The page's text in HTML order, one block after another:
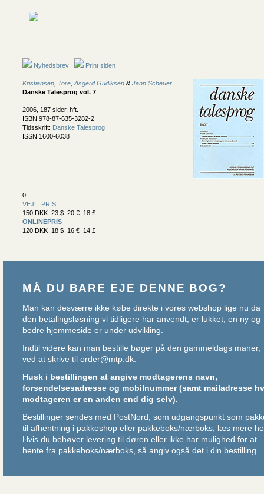
Nyhedsbrev Print siden
Kristiansen, Tore Asgerd Gudiksen & Jann Scheuer
Danske Talesprog vol. 7
2006, 187 sider, hft.
ISBN 978-87-635-3282-2
Tidsskrift: Danske Talesprog
ISSN 1600-6038
0
VEJL. PRIS
150 DKK 23 $ 20 € 18 £
ONLINEPRIS
120 DKK 18 $ 16 € 14 £
MÅ DU BARE EJE DENNE BOG?
Man kan desværre ikke købe direkte i vores webshop lige nu da
den betalingsløsning vi tidligere har anvendt, er lukket; en ny og
bedre hjemmeside er under udvikling.
Indtil videre kan man bestille bøger på den gammeldags maner,
ved at skrive til order@mtp.dk.
Husk i bestillingen at angive modtagerens navn,
forsendelsesadresse og mobilnummer (samt mailadresse
modtageren er en anden end dig selv).
Bestillinger sendes med PostNord, som udgangspunkt som
til afhentning i pakkeshop eller pakkeboks/nærboks; læs mere
Hvis du behøver levering til døren eller ikke har mulighed for at
hente fra pakkeboks/nærboks, så angiv også det i din bestilling.